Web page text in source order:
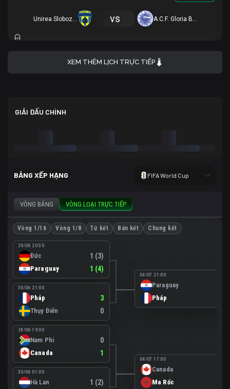
vs
XEM THÊM LỊCH TRỰC TIẾP
GIẢI ĐẤU CHÍNH
BẢNG XẾP HẠNG FIFA World Cup
VÒNG BẢNG VÒNG LOẠI TRỰC TIẾP
Vòng 1/16 Vòng 1/8 Tứ kết Bán kết Chung kết
29/06 20:30
Đức 1 (3)
Paraguay 1 (4)
30/06 21:00
Pháp 3
Thụy Điển 0
28/06 19:00
Nam Phi 0
Canada 1
30/06 01:00
Hà Lan 1 (2)
04/07 21:00
Paraguay
Pháp
04/07 17:00
Canada
Ma Rốc